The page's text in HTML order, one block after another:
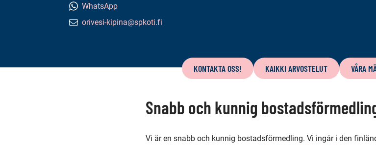
WhatsApp
E-
orivesi-kipina@spkoti.fi
på
KONTAKTA OSS! KAIKKI ARVOSTELUT VÅRA
Snabb och kunnig
Vi är en snabb och kunnig bostadsförmedling. Vi ingår i den